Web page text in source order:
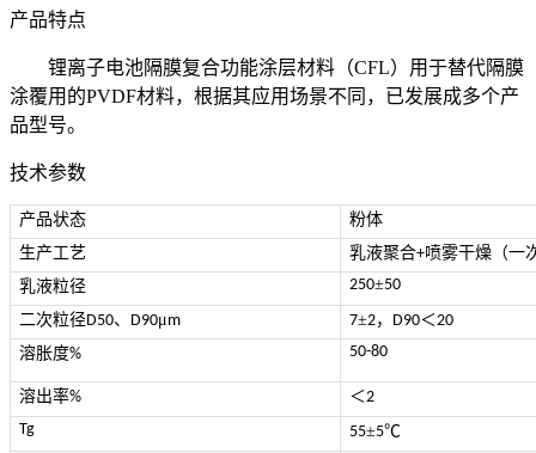
产品特点
锂离子电池隔膜复合功能涂层材料（CFL）用于替代隔膜
涂覆用的PVDF材料，根据其应用场景不同，已发展成多个产
品型号。
技术参数
产品状态
粉体
生产工艺
乳液聚合+喷雾干燥（一
乳液粒径
250±50
二次粒径D50、 D90μm 7±2， D90＜20
溶胀度% 50-80
溶出率% ＜2
Tg
55±5℃